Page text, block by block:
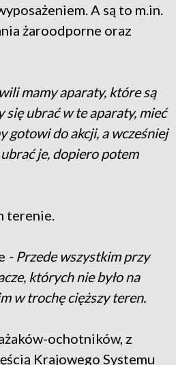
A są to m.in.
żaroodporne oraz
mamy aparaty, które są
się ubrać w te aparaty, mieć
gotowi do akcji, a wcześniej
je, dopiero potem
terenie.
- Przede wszystkim przy
których nie było na
w trochę cięższy teren.
ochotników, z
Krajowego Systemu